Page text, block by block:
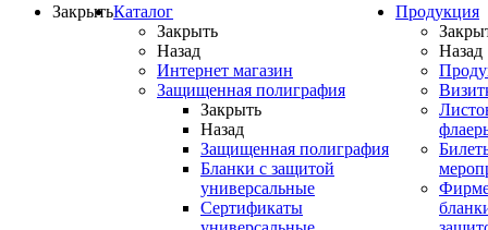
ЗакрытьКаталог
Закрыть
Назад
Интернет магазин
Защищенная полиграфия
Закрыть
Назад
Защищенная полиграфия
Бланки с защитой
универсальные
Сертификаты
Продукция
Назад